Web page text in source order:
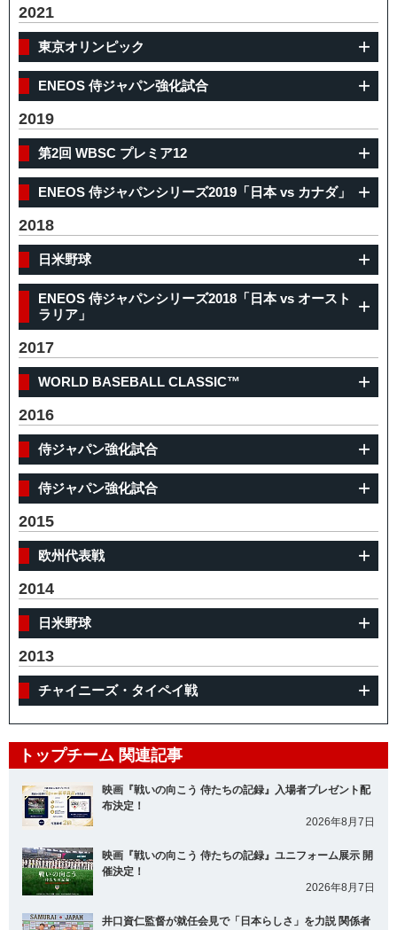
2021
東京オリンピック
ENEOS 侍ジャパン強化試合
2019
第2回 WBSC プレミア12
ENEOS 侍ジャパンシリーズ2019「日本 vs カナダ」
2018
日米野球
ENEOS 侍ジャパンシリーズ2018「日本 vs オースト
ラリア」
2017
WORLD BASEBALL CLASSIC™
2016
侍ジャパン強化試合
侍ジャパン強化試合
2015
欧州代表戦
2014
日米野球
2013
チャイニーズ・タイペイ戦
トップチーム 関連記事
映画『戦いの向こう 侍たちの記録』入場者プレゼント配
布決定！
2026年8月7日
映画『戦いの向こう 侍たちの記録』ユニフォーム展示 開
催決定！
2026年8月7日
井口資仁監督が就任会見で「日本らしさ」を力説 関係者